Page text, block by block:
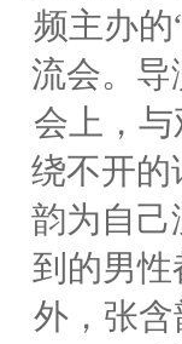
频主办
流会。导
会上，
绕不开的
韵为自己
到的男性
外，张